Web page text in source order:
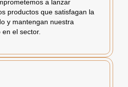
a lanzar
productos que satisfagan la
y mantengan nuestra
el sector.